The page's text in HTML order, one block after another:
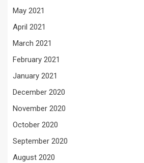
May 2021
April 2021
March 2021
February 2021
January 2021
December 2020
November 2020
October 2020
September 2020
August 2020